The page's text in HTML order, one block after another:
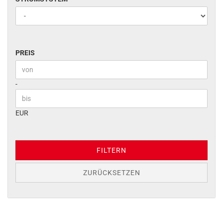
PREIS
PREIS
Preis bis
-
EUR
FILTERN
ZURÜCKSETZEN